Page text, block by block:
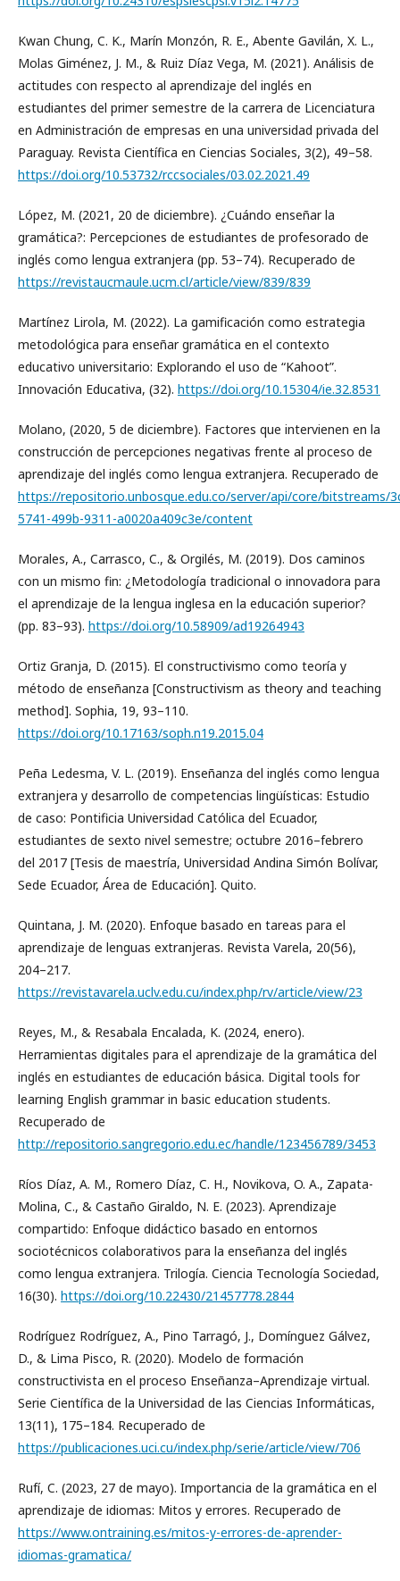
Kwan Chung, C. K., Marín Monzón, R. E., Abente Gavilán, X. L.,
Molas Giménez, J. M., & Ruiz Díaz Vega, M. (2021). Análisis de
actitudes con respecto al aprendizaje del inglés en
estudiantes del primer semestre de la carrera de Licenciatura
en Administración de empresas en una universidad privada del
Paraguay. Revista Científica en Ciencias Sociales, 3(2), 49–58.
https://doi.org/10.53732/rccsociales/03.02.2021.49
López, M. (2021, 20 de diciembre). ¿Cuándo enseñar la
gramática?: Percepciones de estudiantes de profesorado de
inglés como lengua extranjera (pp. 53–74). Recuperado de
https://revistaucmaule.ucm.cl/article/view/839/839
Martínez Lirola, M. (2022). La gamificación como estrategia
metodológica para enseñar gramática en el contexto
educativo universitario: Explorando el uso de “Kahoot”.
Innovación Educativa, (32). https://doi.org/10.15304/ie.32.8531
Molano, (2020, 5 de diciembre). Factores que intervienen en la
construcción de percepciones negativas frente al proceso de
aprendizaje del inglés como lengua extranjera. Recuperado de
https://repositorio.unbosque.edu.co/server/api/core/bitstreams/
5741-499b-9311-a0020a409c3e/content
Morales, A., Carrasco, C., & Orgilés, M. (2019). Dos caminos
con un mismo fin: ¿Metodología tradicional o innovadora para
el aprendizaje de la lengua inglesa en la educación superior?
(pp. 83–93). https://doi.org/10.58909/ad19264943
Ortiz Granja, D. (2015). El constructivismo como teoría y
método de enseñanza [Constructivism as theory and teaching
method]. Sophia, 19, 93–110.
https://doi.org/10.17163/soph.n19.2015.04
Peña Ledesma, V. L. (2019). Enseñanza del inglés como lengua
extranjera y desarrollo de competencias lingüísticas: Estudio
de caso: Pontificia Universidad Católica del Ecuador,
estudiantes de sexto nivel semestre; octubre 2016–febrero
del 2017 [Tesis de maestría, Universidad Andina Simón Bolívar,
Sede Ecuador, Área de Educación]. Quito.
Quintana, J. M. (2020). Enfoque basado en tareas para el
aprendizaje de lenguas extranjeras. Revista Varela, 20(56),
204–217.
https://revistavarela.uclv.edu.cu/index.php/rv/article/view/23
Reyes, M., & Resabala Encalada, K. (2024, enero).
Herramientas digitales para el aprendizaje de la gramática del
inglés en estudiantes de educación básica. Digital tools for
learning English grammar in basic education students.
Recuperado de
http://repositorio.sangregorio.edu.ec/handle/123456789/3453
Ríos Díaz, A. M., Romero Díaz, C. H., Novikova, O. A., Zapata-
Molina, C., & Castaño Giraldo, N. E. (2023). Aprendizaje
compartido: Enfoque didáctico basado en entornos
sociotécnicos colaborativos para la enseñanza del inglés
como lengua extranjera. Trilogía. Ciencia Tecnología Sociedad,
16(30). https://doi.org/10.22430/21457778.2844
Rodríguez Rodríguez, A., Pino Tarragó, J., Domínguez Gálvez,
D., & Lima Pisco, R. (2020). Modelo de formación
constructivista en el proceso Enseñanza–Aprendizaje virtual.
Serie Científica de la Universidad de las Ciencias Informáticas,
13(11), 175–184. Recuperado de
https://publicaciones.uci.cu/index.php/serie/article/view/706
Rufí, C. (2023, 27 de mayo). Importancia de la gramática en el
aprendizaje de idiomas: Mitos y errores. Recuperado de
https://www.ontraining.es/mitos-y-errores-de-aprender-
idiomas-gramatica/